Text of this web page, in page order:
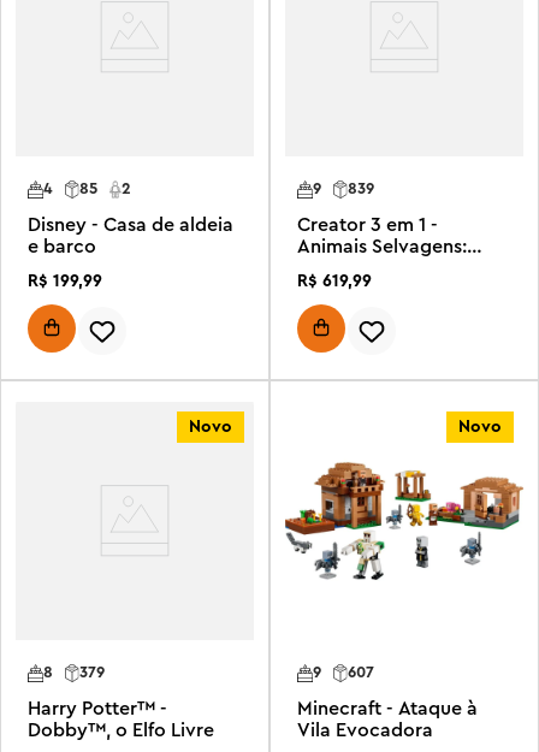
85
4 2
Disney - Casa de aldeia
e barco
R$ 199,99
9 839
Creator 3 em 1 -
Animais Selvagens:
R$ 619,99
Novo
8 379
Harry Potter™ -
Dobby™, o Elfo Livre
Novo
607
9
Minecraft - Ataque à
Vila Evocadora